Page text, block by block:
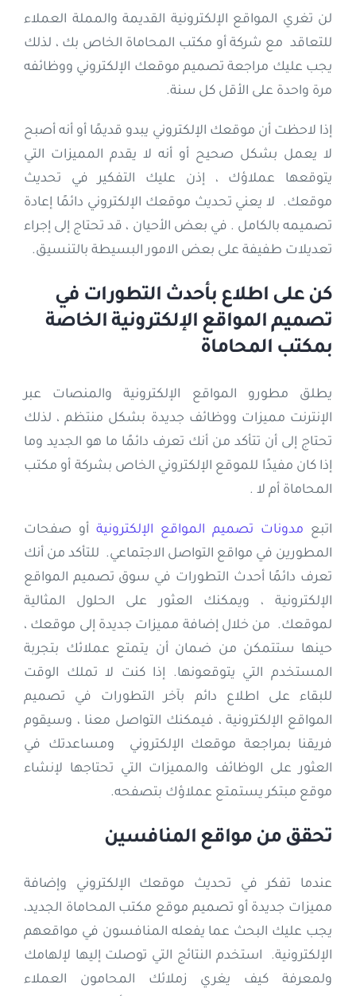
لن تغري المواقع الإلكترونية القديمة والمملة العملاء
للتعاقد مع شركة أو مكتب المحاماة الخاص بك ، لذلك
يجب عليك مراجعة تصميم موقعك الإلكتروني ووظائفه
مرة واحدة على الأقل كل سنة.
إذا لاحظت أن موقعك الإلكتروني يبدو قديمًا أو أنه أصبح
لا يعمل بشكل صحيح أو أنه لا يقدم المميزات التي
يتوقعها عملاؤك ، إذن عليك التفكير في تحديث
موقعك. لا يعني تحديث موقعك الإلكتروني دائمًا إعادة
تصميمه بالكامل . في بعض الأحيان ، قد تحتاج إلى إجراء
تعديلات طفيفة على بعض الامور البسيطة بالتنسيق.
كن على اطلاع بأحدث التطورات في
تصميم المواقع الإلكترونية الخاصة
بمكتب المحاماة
يطلق مطورو المواقع الإلكترونية والمنصات عبر
الإنترنت مميزات ووظائف جديدة بشكل منتظم ، لذلك
تحتاج إلى أن تتأكد من أنك تعرف دائمًا ما هو الجديد وما
إذا كان مفيدًا للموقع الإلكتروني الخاص بشركة أو مكتب
المحاماة أم لا .
اتبع مدونات تصميم المواقع الإلكترونية أو صفحات
المطورين في مواقع التواصل الاجتماعي. للتأكد من أنك
تعرف دائمًا أحدث التطورات في سوق تصميم المواقع
الإلكترونية ، ويمكنك العثور على الحلول المثالية
لموقعك. من خلال إضافة مميزات جديدة إلى موقعك ،
حينها ستتمكن من ضمان أن يتمتع عملائك بتجربة
المستخدم التي يتوقعونها. إذا كنت لا تملك الوقت
للبقاء على اطلاع دائم بآخر التطورات في تصميم
المواقع الإلكترونية ، فيمكنك التواصل معنا ، وسيقوم
فريقنا بمراجعة موقعك الإلكتروني ومساعدتك في
العثور على الوظائف والمميزات التي تحتاجها لإنشاء
موقع مبتكر يستمتع عملاؤك بتصفحه.
تحقق من مواقع المنافسين
عندما تفكر في تحديث موقعك الإلكتروني وإضافة
مميزات جديدة أو تصميم موقع مكتب المحاماة الجديد،
يجب عليك البحث عما يفعله المنافسون في مواقعهم
الإلكترونية. استخدم النتائج التي توصلت إليها لإلهامك
ولمعرفة كيف يغري زملائك المحامون العملاء